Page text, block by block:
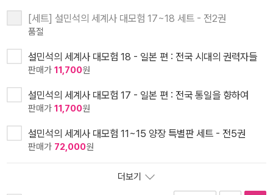
[세트] 설민석의 세계사 대모험 17~18 세트 - 전2권
품절
설민석의 세계사 대모험 18 - 일본 편 : 전국 시대의 권력자들
판매가 11,700원
설민석의 세계사 대모험 17 - 일본 편 : 전국 통일을 향하여
판매가 11,700원
설민석의 세계사 대모험 11~15 양장 특별판 세트 - 전5권
판매가 72,000원
더보기